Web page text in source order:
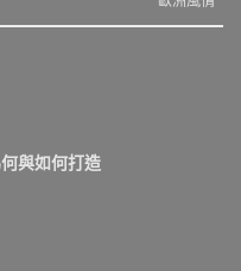
與如何打造